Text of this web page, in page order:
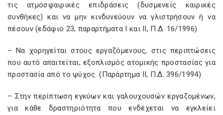
τις ατμοσφαιρικές επιδράσεις (δυσμενείς καιρικές
συνθήκες) και να μην κινδυνεύουν να γλιστρήσουν ή να
πέσουν (εδάφιο 23, παραρτήματα Ι και ΙΙ, Π.Δ. 16/1996)
– Να χορηγείται στους εργαζόμενους, στις περιπτώσεις
που αυτό απαιτείται, εξοπλισμός ατομικής προστασίας για
προστασία από το ψύχος. (Παράρτημα ΙΙ, Π.Δ. 396/1994)
– Στην περίπτωση εγκύων και γαλουχουσών εργαζομένων,
για κάθε δραστηριότητα που ενδέχεται να εγκλείει